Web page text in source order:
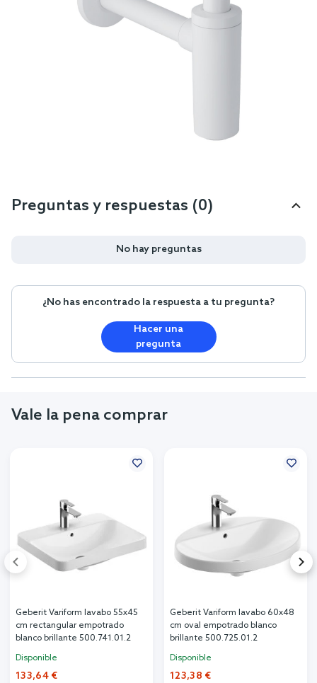
Preguntas y respuestas (0)
No hay preguntas
¿No has encontrado la respuesta a tu pregunta?
Hacer una
pregunta
Vale la pena comprar
Geberit Variform lavabo 55x45
cm rectangular empotrado
blanco brillante 500.741.01.2
Disponible
133,64 €
Geberit Variform lavabo 60x48
cm oval empotrado blanco
brillante 500.725.01.2
Disponible
123,38 €